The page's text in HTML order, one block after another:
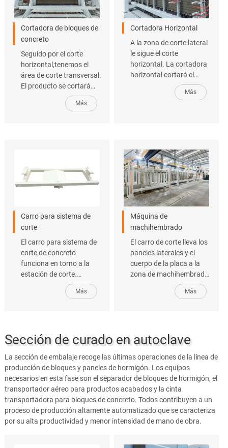
Cortadora de bloques de
concreto
Seguido por el corte
horizontal,tenemos el
área de corte transversal.
El producto se cortará
verticalmente según el
valor requerido. La
cortar los bloques por las
6 caras.De esta forma se
las medidas requeridas.
Más
Cortadora Horizontal
A la zona de corte lateral
le sigue el corte
horizontal. La cortadora
horizontal cortará el
producto en varias capas
Más
Carro para sistema de
corte
El carro para sistema de
corte de concreto
funciona en torno a la
estación de corte.
Consiste en un carro de
corte y un sistema de
hormigón celular, este
transportar la torta verde
y la placa lateral de la
plataforma de elevación
a la mesa basculante,
permitiendo acortar la
duración del corte sin que
la estabilidad de la torta
Más
Máquina de
machihembrado
El carro de corte lleva los
paneles laterales y el
cuerpo de la placa a la
zona de machihembrado,
donde se corta por
ambos lados del cuerpo
panel es de 608 mm. Con
tendrá una ranura de
corte adicional.
Más
Sección de curado en autoclave
La sección de embalaje recoge las últimas operaciones de la línea de
producción de bloques y paneles de hormigón. Los equipos
necesarios en esta fase son el separador de bloques de hormigón, el
transportador aéreo para productos acabados y la cinta
transportadora para bloques de concreto. Todos contribuyen a un
proceso de producción altamente automatizado que se caracteriza
por su alta productividad y menor intensidad de mano de obra.